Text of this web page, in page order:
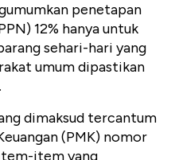
penetapan
12% hanya untuk
sehari-hari yang
umum dipastikan
dimaksud tercantum
(PMK) nomor
item yang